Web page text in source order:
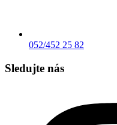
052/452 25 82
Sledujte nás